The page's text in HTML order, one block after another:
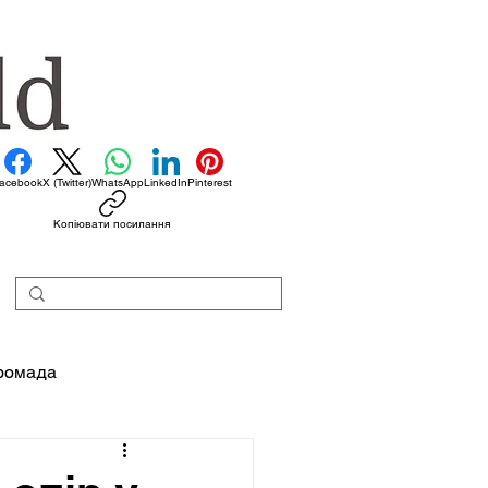
X (Twitter)WhatsAppLinkedInPinterest
Копіювати посилання